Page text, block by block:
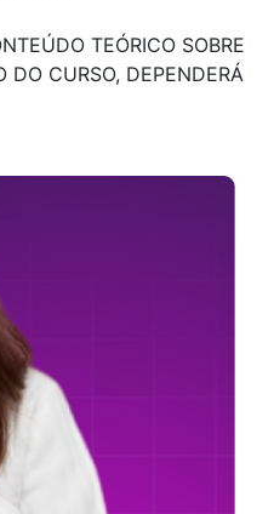
TEÓRICO SOBRE
CURSO, DEPENDERÁ